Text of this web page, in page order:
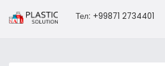
Тел: +99871 2734401